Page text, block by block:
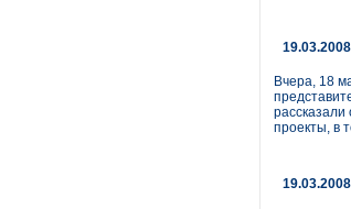
19.03.2008
Вчера, 18
проекты, в
19.03.2008